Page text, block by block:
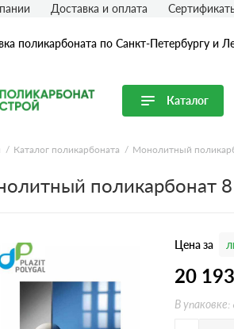
поликарбоната по Санкт-Петербургу и
Каталог
в каталог
линейки
поликарбонат
для поликарбоната
Доставка и оплата
Каталог поликарбоната Монолитный
поликарбонат
Цена за
20
В